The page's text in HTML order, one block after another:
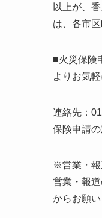
以上が、
は、各市
■火災保険
よりお気
連絡先：
保険申請
※営業・報
営業・報
からお願い